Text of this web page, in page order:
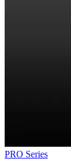
PRO Series